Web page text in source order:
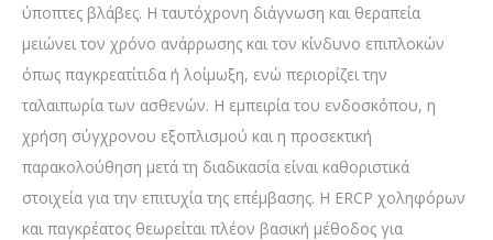
ύποπτες βλάβες. Η ταυτόχρονη διάγνωση και θεραπεία
μειώνει τον χρόνο ανάρρωσης και τον κίνδυνο επιπλοκών
όπως παγκρεατίτιδα ή λοίμωξη, ενώ περιορίζει την
ταλαιπωρία των ασθενών. Η εμπειρία του ενδοσκόπου, η
χρήση σύγχρονου εξοπλισμού και η προσεκτική
παρακολούθηση μετά τη διαδικασία είναι καθοριστικά
στοιχεία για την επιτυχία της επέμβασης. Η ERCP χοληφόρων
και παγκρέατος θεωρείται πλέον βασική μέθοδος για